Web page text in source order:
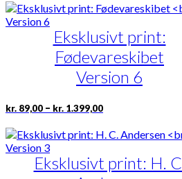
til
kr. 1.399,00
har
varianter.
Mulighederne
kan
vælges
på
Eksklusivt print:
Fødevareskibet
Version 6
kr. 89,00 – kr. 1.399,00Prisinterval:
til
kr. 1.399,00
Dette
har
varianter.
Mulighederne
Eksklusivt print: H. C.